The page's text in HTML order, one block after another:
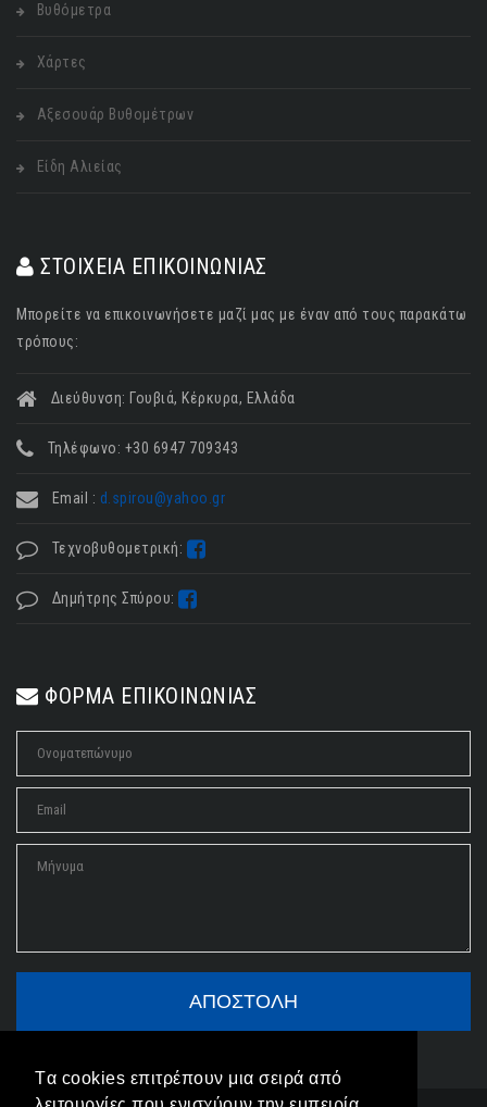
Tα cookies επιτρέπουν μια σειρά από
Βυθόμετρα
Χάρτες
Αξεσουάρ Βυθομέτρων
Είδη Αλιείας
ΣΤΟΙΧΕΙΑ ΕΠΙΚΟΙΝΩΝΙΑΣ
Μπορείτε να επικοινωνήσετε μαζί μας με έναν από τους παρακάτω
τρόπους:
Διεύθυνση: Γουβιά, Κέρκυρα, Ελλάδα
Τηλέφωνο: +30 6947 709343
Email : d.spirou@yahoo.gr
Τεχνοβυθομετρική:
Δημήτρης Σπύρου:
ΦΟΡΜΑ ΕΠΙΚΟΙΝΩΝΙΑΣ